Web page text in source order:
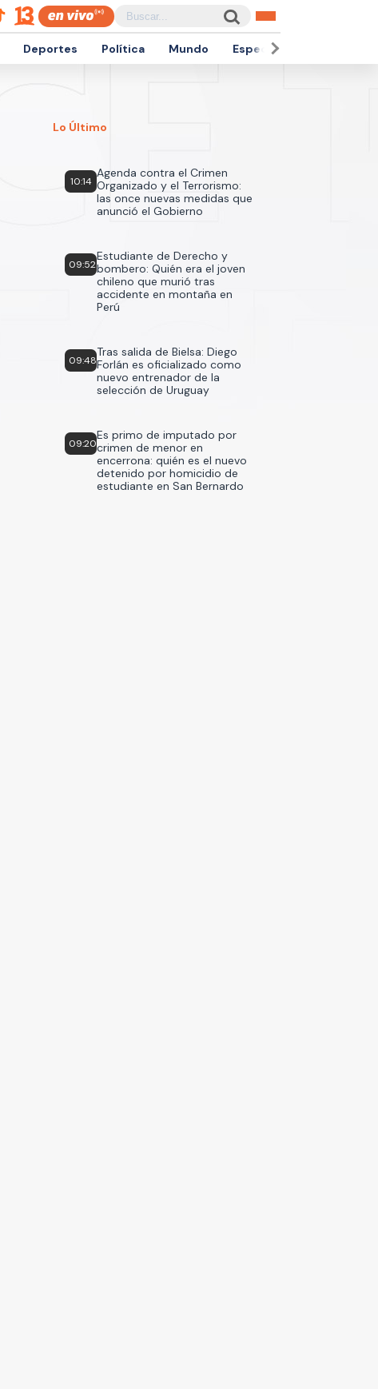
Deportes Política Mundo Espectáculos
Lo Último
10:14
Agenda contra el Crimen
Organizado y el Terrorismo:
las once nuevas medidas que
anunció el Gobierno
09:52
Estudiante de Derecho y
bombero: Quién era el joven
chileno que murió tras
accidente en montaña en
Perú
09:48
Tras salida de Bielsa: Diego
Forlán es oficializado como
nuevo entrenador de la
selección de Uruguay
09:20
Es primo de imputado por
crimen de menor en
encerrona: quién es el nuevo
detenido por homicidio de
estudiante en San Bernardo